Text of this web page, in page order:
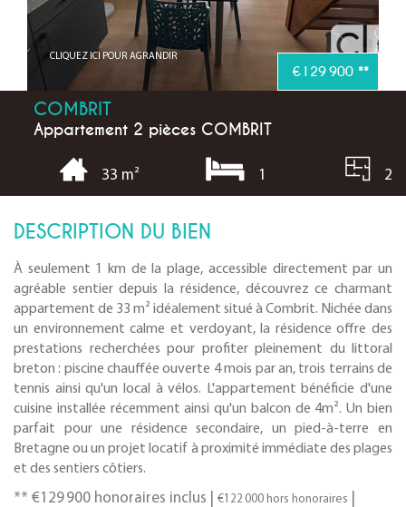
CLIQUEZ ICI POUR AGRANDIR
€129 900 **
COMBRIT
Appartement 2 pièces COMBRIT
33 m² 1 2
DESCRIPTION DU BIEN
À seulement 1 km de la plage, accessible directement par un
agréable sentier depuis la résidence, découvrez ce charmant
appartement de 33 m² idéalement situé à Combrit. Nichée dans
un environnement calme et verdoyant, la résidence offre des
prestations recherchées pour profiter pleinement du littoral
breton : piscine chauffée ouverte 4 mois par an, trois terrains de
tennis ainsi qu'un local à vélos. L'appartement bénéficie d'une
cuisine installée récemment ainsi qu'un balcon de 4m². Un bien
parfait pour une résidence secondaire, un pied-à-terre en
Bretagne ou un projet locatif à proximité immédiate des plages
et des sentiers côtiers.
** €129 900 honoraires inclus €122 000 hors honoraires